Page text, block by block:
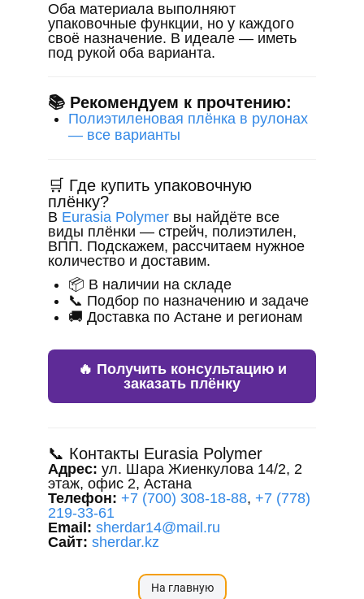
Оба материала выполняют
упаковочные функции, но у каждого
своё назначение. В идеале — иметь
под рукой оба варианта.
📚 Рекомендуем к прочтению:
Полиэтиленовая плёнка в рулонах
— все варианты
🛒 Где купить упаковочную
плёнку?
В Eurasia Polymer вы найдёте все
виды плёнки — стрейч, полиэтилен,
ВПП. Подскажем, рассчитаем нужное
количество и доставим.
📦 В наличии на складе
📞 Подбор по назначению и задаче
🚚 Доставка по Астане и регионам
🔥 Получить консультацию и
заказать плёнку
📞 Контакты Eurasia Polymer
Адрес: ул. Шара Жиенкулова 14/2, 2
этаж, офис 2, Астана
Телефон: +7 (700) 308-18-88, +7 (778)
219-33-61
Email: sherdar14@mail.ru
Сайт: sherdar.kz
На главную